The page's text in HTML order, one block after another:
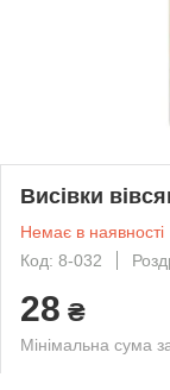
Висівки
Немає в наявності
Код: 8-032
28 ₴
Мінімальна сума